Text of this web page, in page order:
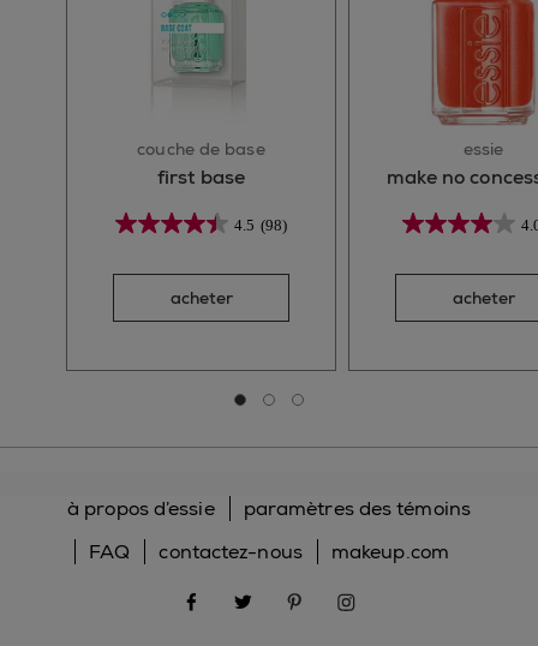
couche de base
first base
4.5 (98)
acheter
essie
make no
acheter
Aller à la diapositive 0
Aller à la diapositive 1
Aller à la diapositive 2
à propos d’essie
paramètres des témoins
FAQ
contactez-nous
makeup.com
facebooktwitter pinterest